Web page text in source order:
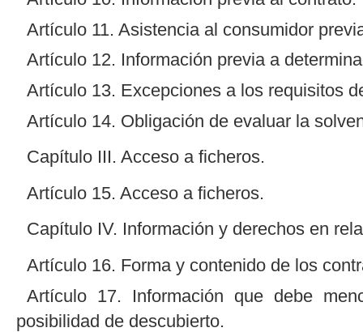
Artículo 11. Asistencia al consumidor
Artículo 12. Información previa a
Artículo 13. Excepciones a los requisitos
Artículo 14. Obligación de evaluar la
Capítulo III. Acceso a ficheros.
Artículo 15. Acceso a ficheros.
Capítulo IV. Información y derechos en
Artículo 16. Forma y contenido de los
Artículo 17. Información que debe
posibilidad de descubierto.